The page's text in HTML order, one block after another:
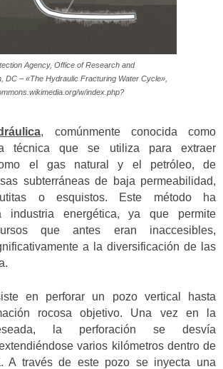
Agency, Office of Research and
DC – «The Hydraulic Fracturing Water Cycle»,
w/index.php?
, comúnmente conocida como
técnica que se utiliza para extraer
el gas natural y el petróleo, de
subterráneas de baja permeabilidad,
o esquistos. Este método ha
industria energética, ya que permite
que antes eran inaccesibles,
a la diversificación de las
en perforar un pozo vertical hasta
rocosa objetivo. Una vez en la
la perforación se desvía
varios kilómetros dentro de
A través de este pozo se inyecta una